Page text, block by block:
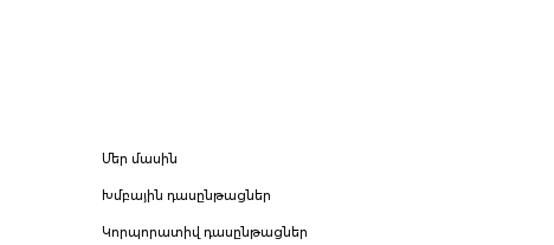
Մեր մասին
Խմբային դասընթացներ
Կորպորատիվ դասընթացներ